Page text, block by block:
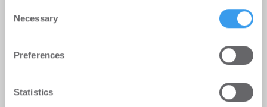
the Privacy trigger icon.
Find out more about how your personal data is processed
and set your preferences in the
We use cookies to personalise content and ads, to
provide social media features and to analyse our traffic.
Selection
Necessary
Preferences
Statistics
Dream beschleunigt das Wachstum seiner Asset-
Management-Plattform mit der Übernahme von